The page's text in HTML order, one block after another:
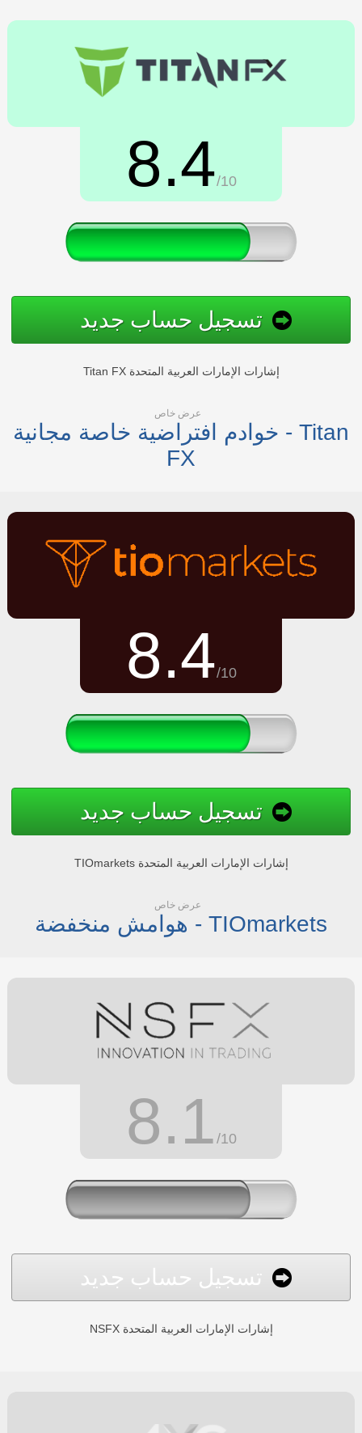
8.4/10
تسجيل حساب جديد
Titan FX إشارات الإمارات العربية المتحدة
عرض خاص
خوادم افتراضية خاصة مجانية - Titan
FX
8.4/10
تسجيل حساب جديد
TIOmarkets إشارات الإمارات العربية المتحدة
عرض خاص
هوامش منخفضة - TIOmarkets
8.1 /10
تسجيل حساب جديد
NSFX إشارات الإمارات العربية المتحدة